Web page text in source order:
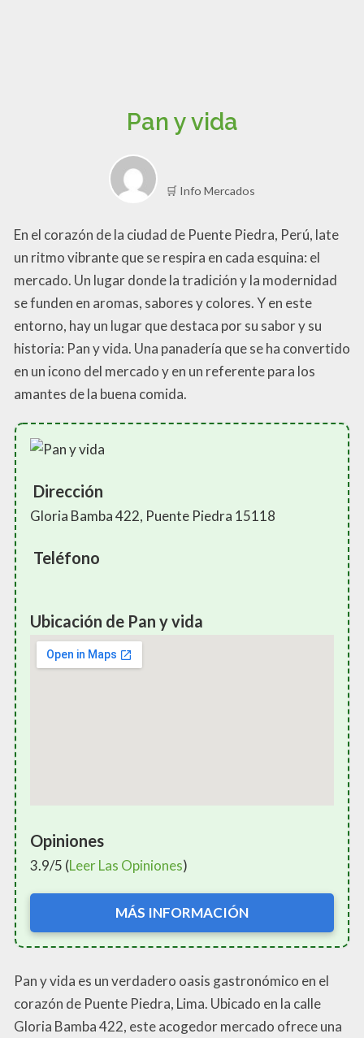
Pan y vida
🛒 Info Mercados
En el corazón de la ciudad de Puente Piedra, Perú, late
un ritmo vibrante que se respira en cada esquina: el
mercado. Un lugar donde la tradición y la modernidad
se funden en aromas, sabores y colores. Y en este
entorno, hay un lugar que destaca por su sabor y su
historia: Pan y vida. Una panadería que se ha convertido
en un icono del mercado y en un referente para los
amantes de la buena comida.
Dirección
Gloria Bamba 422, Puente Piedra 15118
Teléfono
Ubicación de Pan y vida
Opiniones
3.9/5 (Leer Las Opiniones)
MÁS INFORMACIÓN
Pan y vida es un verdadero oasis gastronómico en el
corazón de Puente Piedra, Lima. Ubicado en la calle
Gloria Bamba 422, este acogedor mercado ofrece una